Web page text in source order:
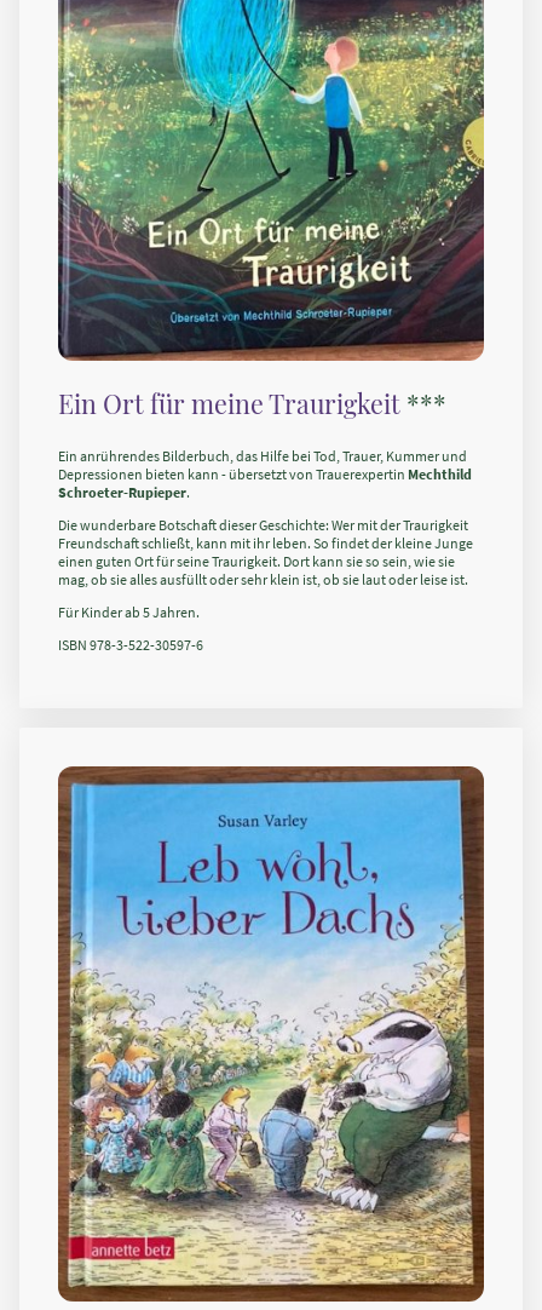
Ein Ort für meine Traurigkeit ***
Ein anrührendes Bilderbuch, das Hilfe bei Tod, Trauer, Kummer und
Depressionen bieten kann - übersetzt von Trauerexpertin Mechthild
Schroeter-Rupieper.
Die wunderbare Botschaft dieser Geschichte: Wer mit der Traurigkeit
Freundschaft schließt, kann mit ihr leben. So findet der kleine Junge
einen guten Ort für seine Traurigkeit. Dort kann sie so sein, wie sie
mag, ob sie alles ausfüllt oder sehr klein ist, ob sie laut oder leise ist.
Für Kinder ab 5 Jahren.
ISBN 978-3-522-30597-6